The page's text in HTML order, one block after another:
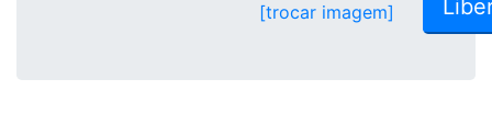
[trocar imagem]